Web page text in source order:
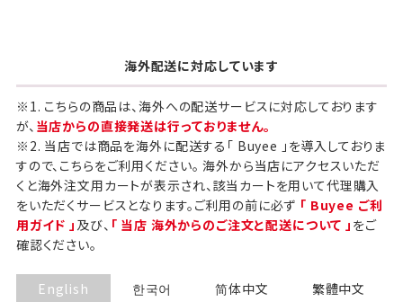
海外配送に対応しています
※1. こちらの商品は、海外への配送サービスに対応しております
が、 当店からの直接発送は行っておりません。
※2. 当店では商品を海外に配送する「 Buyee 」を導入しておりま
すので、こちらをご利用ください。 海外から当店にアクセスいただ
くと海外注文用カートが表示され、該当カートを用いて代理購入
をいただくサービスとなります。ご利用の前に必ず 「 Buyee ご利
用ガイド 」 及び、 「 当店 海外からのご注文と配送について 」 をご
確認ください。
English 한국어 简体中文 繁體中文